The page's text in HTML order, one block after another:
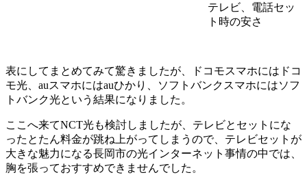
テレビ、電話セッ
ト時の安さ
表にしてまとめてみて驚きましたが、ドコモスマホにはドコ
モ光、auスマホにはauひかり、ソフトバンクスマホにはソフ
トバンク光という結果になりました。
ここへ来てNCT光も検討しましたが、テレビとセットにな
ったとたん料金が跳ね上がってしまうので、テレビセットが
大きな魅力になる長岡市の光インターネット事情の中では、
胸を張っておすすめできませんでした。